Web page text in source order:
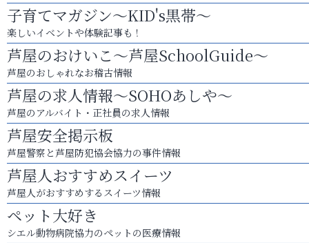
子育てマガジン～KID's黒帯～
楽しいイベントや体験記事も！
芦屋のおけいこ～芦屋SchoolGuide～
芦屋のおしゃれなお稽古情報
芦屋の求人情報～SOHOあしや～
芦屋のアルバイト・正社員の求人情報
芦屋安全掲示板
芦屋警察と芦屋防犯協会協力の事件情報
芦屋人おすすめスイーツ
芦屋人がおすすめするスイーツ情報
ペット大好き
シエル動物病院協力のペットの医療情報